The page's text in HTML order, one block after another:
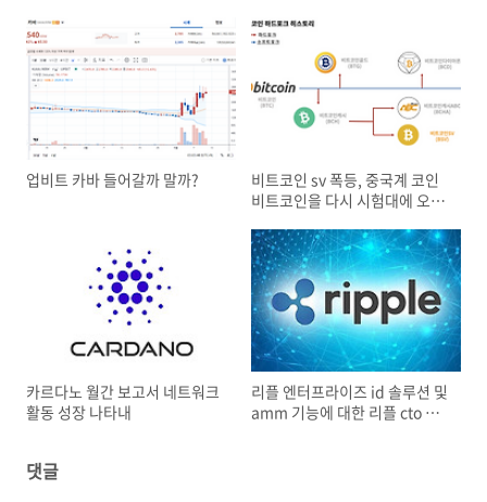
업비트 카바 들어갈까 말까?
비트코인 sv 폭등, 중국계 코인
비트코인을 다시 시험대에 오르
카르다노 월간 보고서 네트워크
활동 성장 나타내
리플 엔터프라이즈 id 솔루션 및
amm 기능에 대한 리플 cto 언
댓글